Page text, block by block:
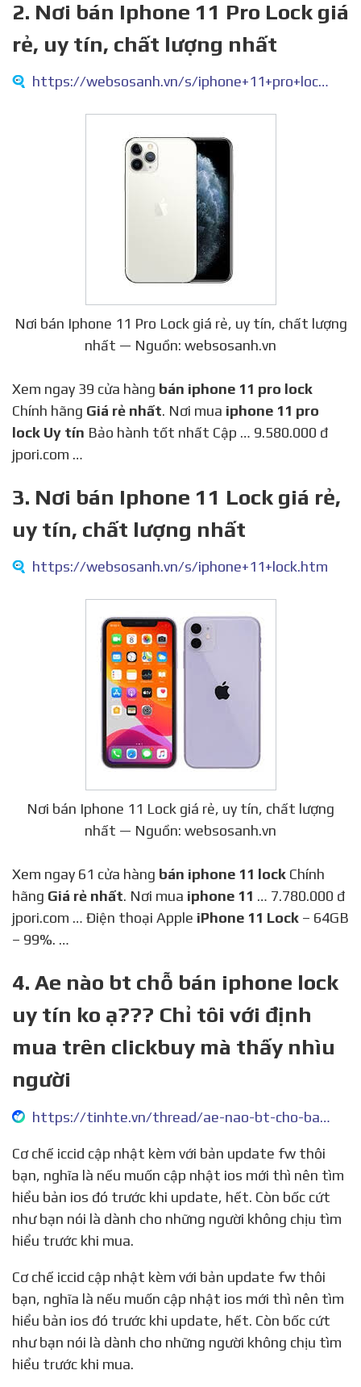
2. Nơi bán Iphone 11 Pro Lock giá
rẻ, uy tín, chất lượng nhất
https://websosanh.vn/s/iphone+11+pro+lock.htm
Nơi bán Iphone 11 Pro Lock giá rẻ, uy tín, chất lượng
nhất — Nguồn: websosanh.vn
Xem ngay 39 cửa hàng bán iphone 11 pro lock
Chính hãng Giá rẻ nhất. Nơi mua iphone 11 pro
lock Uy tín Bảo hành tốt nhất Cập … 9.580.000 đ
jpori.com …
3. Nơi bán Iphone 11 Lock giá rẻ,
uy tín, chất lượng nhất
https://websosanh.vn/s/iphone+11+lock.htm
Nơi bán Iphone 11 Lock giá rẻ, uy tín, chất lượng
nhất — Nguồn: websosanh.vn
Xem ngay 61 cửa hàng bán iphone 11 lock Chính
hãng Giá rẻ nhất. Nơi mua iphone 11 … 7.780.000 đ
jpori.com … Điện thoại Apple iPhone 11 Lock – 64GB
– 99%. …
4. Ae nào bt chỗ bán iphone lock
uy tín ko ạ??? Chỉ tôi với định
mua trên clickbuy mà thấy nhìu
người
https://tinhte.vn/thread/ae-nao-bt-cho-ban-iphone-lock-uy-tin-ko-a-chi-toi-voi-dinh-mua-tren-clickbuy-ma-thay-nhiu-nguoi.3366367/
Cơ chế iccid cập nhật kèm với bản update fw thôi
bạn, nghĩa là nếu muốn cập nhật ios mới thì nên tìm
hiểu bản ios đó trước khi update, hết. Còn bốc cứt
như bạn nói là dành cho những người không chịu tìm
hiểu trước khi mua.
Cơ chế iccid cập nhật kèm với bản update fw thôi
bạn, nghĩa là nếu muốn cập nhật ios mới thì nên tìm
hiểu bản ios đó trước khi update, hết. Còn bốc cứt
như bạn nói là dành cho những người không chịu tìm
hiểu trước khi mua.